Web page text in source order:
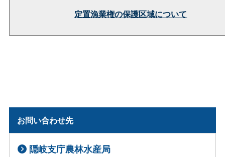
定置漁業権の保護区域について
お問い合わせ先
隠岐支庁農林水産局